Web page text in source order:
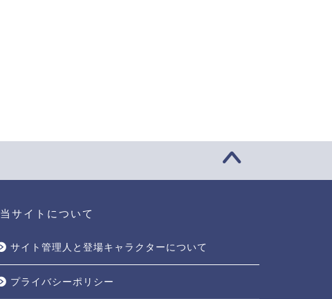
当サイトについて
サイト管理人と登場キャラクターについて
プライバシーポリシー